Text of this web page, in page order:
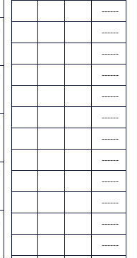
------
------
------
------
------
------
------
------
------
------
------
------